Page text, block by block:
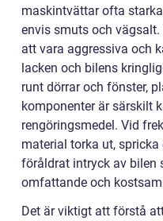
maskintvättar ofta
envis smuts och
att vara aggressiva och
lacken och bilens
runt dörrar och fönster,
komponenter är särskilt
rengöringsmedel. Vid
material torka ut,
föråldrat intryck av bilen
omfattande och
Det är viktigt att förstå